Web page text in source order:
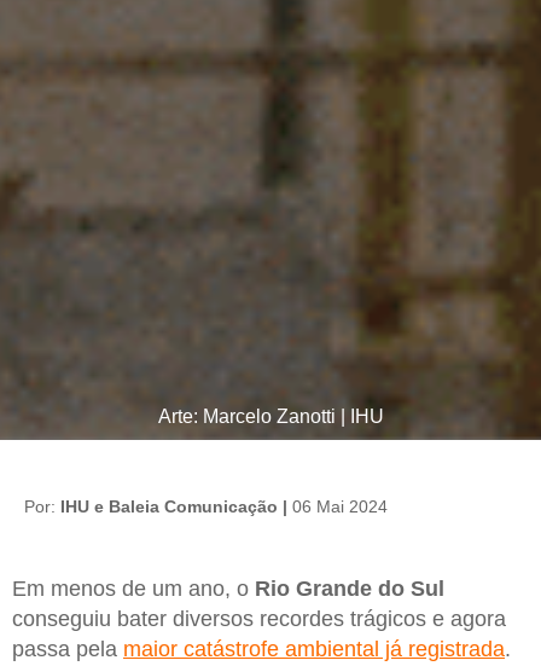
Arte: Marcelo Zanotti | IHU
Por: IHU e Baleia Comunicação | 06 Mai 2024
Em menos de um ano, o Rio Grande do Sul
conseguiu bater diversos recordes trágicos e agora
passa pela maior catástrofe ambiental já registrada.